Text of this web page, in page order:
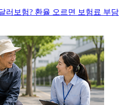
러보험? 환율 오르면 보험료 부담